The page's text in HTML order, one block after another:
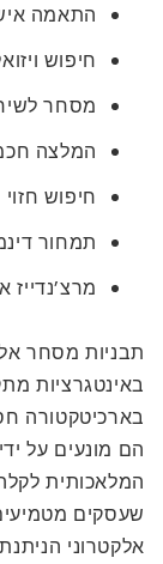
התאמה
חיפוש
מסחר
המלצה
חיפוש חזוי
תמחור
מרצ’נדייז
תבניות מסחר
באינטגרציות
המלאכותית
שעסקים
אלקטרוני